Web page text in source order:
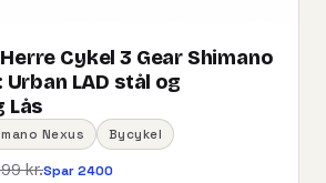
Cykel 3 Gear Shimano
​Urban​ ​LAD​ ​stål og
Lås
Nexus Bycykel
kr.Spar 2400